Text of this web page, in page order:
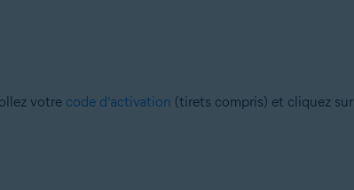
votre code d’activation (tirets compris) et cliquez sur